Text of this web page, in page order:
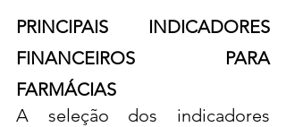
PRINCIPAIS INDICADORES
FINANCEIROS PARA
FARMÁCIAS
A seleção dos indicadores